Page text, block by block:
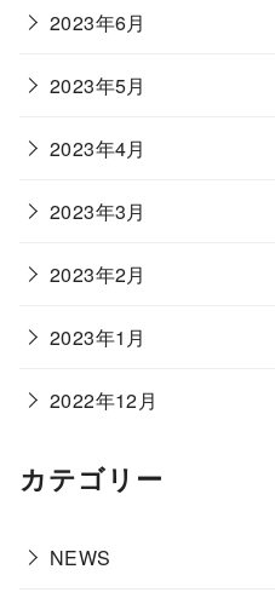
2023年6月
2023年5月
2023年4月
2023年3月
2023年2月
2023年1月
2022年12月
カテゴリー
NEWS